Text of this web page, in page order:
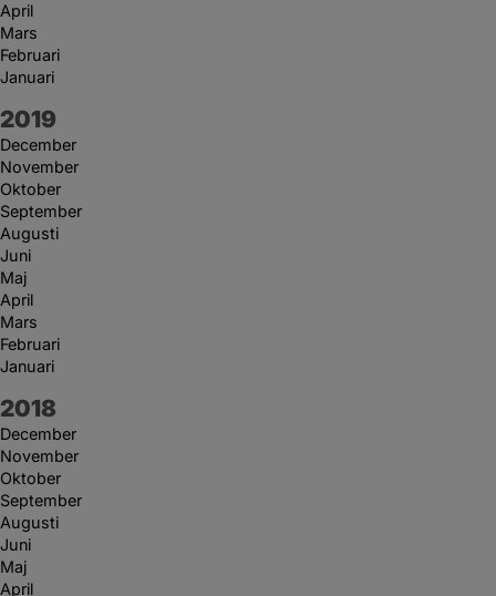
April
Mars
Februari
Januari
År:
2019
December
November
Oktober
September
Augusti
Juni
Maj
April
Mars
Februari
Januari
År:
2018
December
November
Oktober
September
Augusti
Juni
Maj
April